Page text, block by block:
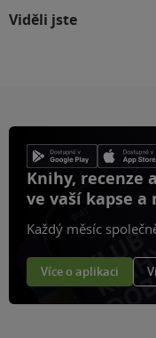
Viděli jste
Knihy, recenze
ve vaší kapse a
Každý měsíc
Více o aplikaci